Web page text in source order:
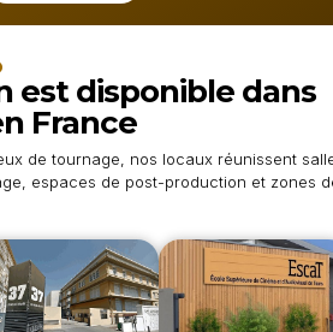
est disponible dans
France
de tournage, nos locaux réunissent
espaces de post-production et zones